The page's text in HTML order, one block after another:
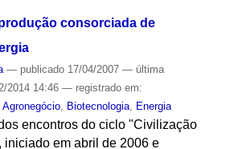
consorciada de
— publicado17/04/2007 — última
2014 14:46 — registrado em:
Agronegócio, Biotecnologia, Energia
encontros do ciclo "Civilização
iniciado em abril de 2006 e